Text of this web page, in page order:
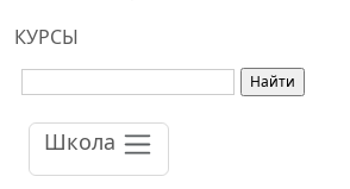
КУРСЫ
Школа